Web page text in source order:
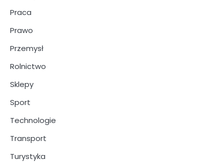
Praca
Prawo
Przemysł
Rolnictwo
Sklepy
Sport
Technologie
Transport
Turystyka